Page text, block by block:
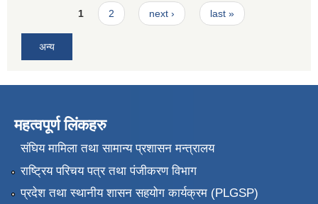
Pages1 2 next › last »
अन्य
महत्वपूर्ण लिंकहरु
संघिय मामिला तथा सामान्य प्रशासन मन्त्रालय
राष्ट्रिय परिचय पत्र तथा पंजीकरण विभाग
प्रदेश तथा स्थानीय शासन सहयोग कार्यक्रम (PLGSP)